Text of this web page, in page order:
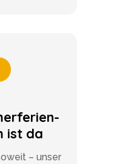
ist da
– unser